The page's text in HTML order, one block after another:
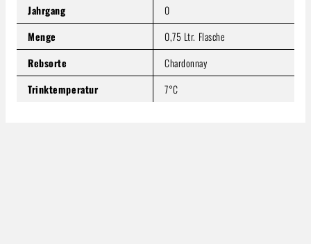
Jahrgang
0
Menge
0,75 Ltr. Flasche
Rebsorte
Chardonnay
Trinktemperatur
7°C